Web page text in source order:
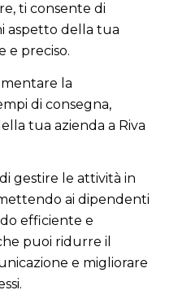
ti consente di
aspetto della tua
e preciso.
la
di consegna,
tua azienda a Riva
gestire le attività in
ai dipendenti
efficiente e
puoi ridurre il
e migliorare